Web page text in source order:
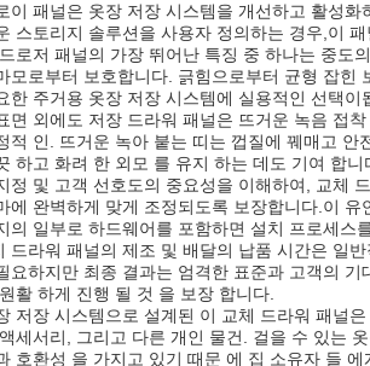
이 패널은 옷장 저장 시스템을 개선하고 활성
스토리지 솔루션을 사용자 정의하는 경우,이
로저 패널의 가장 뛰어난 특징 중 하나는 중도
모로부터 보호합니다. 긁힘으로부터 균형 잡힌
한 주거용 옷장 저장 시스템에 실용적인 선택이
면 외에도 저장 드라워 패널은 뜨거운 녹음 접
적 인. 뜨거운 녹아 붙는 띠는 껍질에 꿰매고
하고 화려 한 외모 를 유지 하는 데도 기여 합
정 및 고객 선호도의 중요성을 이해하여, 교체
에 완벽하게 맞게 조정되도록 보장합니다.이
의 일부로 하드웨어를 포함하면 설치 프로세
드라워 패널의 제조 및 배달의 납품 시간은 일
요하지만 최종 결과는 엄격한 표준과 고객의
활 하게 진행 될 것 을 보장 합니다.
저장 시스템으로 설계된 이 교체 드라워 패널
세서리, 그리고 다른 개인 물건. 걸을 수 있는
호환성 을 가지고 있기 때문 에 집 소유자 들